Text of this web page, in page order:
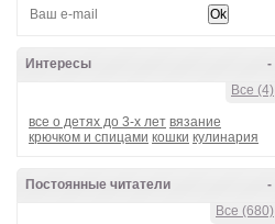
-
Интересы
Все (4)
все о детях до 3-х лет вязание
крючком и спицами кошки кулинария
-
Постоянные читатели
Все (680)